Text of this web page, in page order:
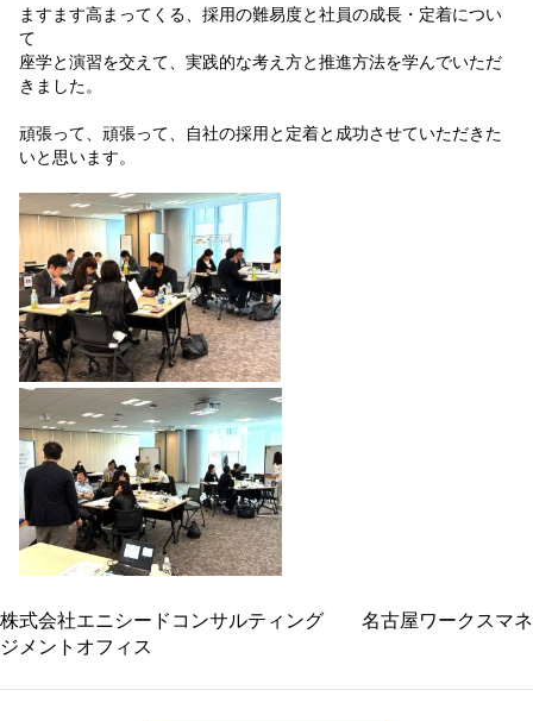
ますます高まってくる、採用の難易度と社員の成長・定着につい
て
座学と演習を交えて、実践的な考え方と推進方法を学んでいただ
きました。
頑張って、頑張って、自社の採用と定着と成功させていただきた
いと思います。
株式会社エニシードコンサルティング 名古屋ワークスマネ
ジメントオフィス